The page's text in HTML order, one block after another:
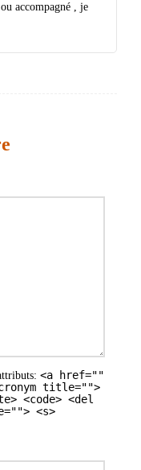
accompagné , je
<a href=""
title="">
<code> <del
<s>